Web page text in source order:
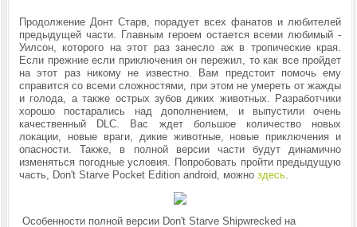
Продолжение Донт Старв, порадует всех фанатов и любителей
предыдущей части. Главным героем остается всеми любимый -
Уилсон, которого на этот раз занесло аж в тропические края.
Если прежние если приключения он пережил, то как все пройдет
на этот раз никому не известно. Вам предстоит помочь ему
справится со всеми сложностями, при этом не умереть от жажды
и голода, а также острых зубов диких животных. Разработчики
хорошо постарались над дополнением, и выпустили очень
качественный DLC. Вас ждет большое количество новых
локации, новые враги, дикие животные, новые приключения и
опасности. Также, в полной версии части будут динамично
изменяться погодные условия. Попробовать пройти предыдущую
часть, Don't Starve Pocket Edition android, можно здесь.
Особенности полной версии Don't Starve Shipwrecked на